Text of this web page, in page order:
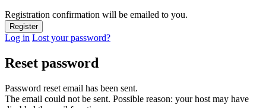
Registration confirmation will be emailed to you.
Log in Lost your password?
Reset password
Password reset email has been sent.
The email could not be sent. Possible reason: your host may have